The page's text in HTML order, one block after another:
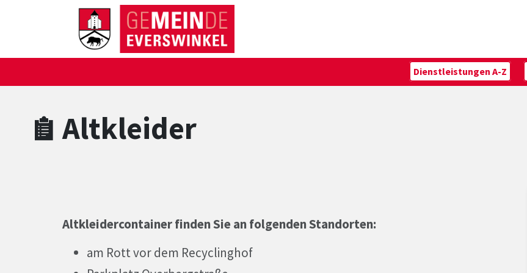
Zum Header
Zum Hauptinhalt
Zum Footer
Zum Hauptinhalt springen
Dienstleistungen A-Z
Altkleider
Altkleidercontainer finden Sie an folgenden Standorten:
am Rott vor dem Recyclinghof